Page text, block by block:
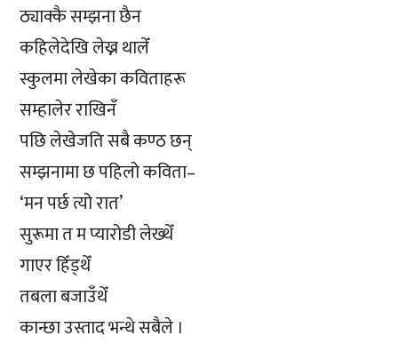
ठ्याक्कै सम्झना छैन
कहिलेदेखि लेख्न थालेँ
स्कुलमा लेखेका कविताहरू
सम्हालेर राखिनँ
पछि लेखेजति सबै कण्ठ छन्
सम्झनामा छ पहिलो कविता–
‘मन पर्छ त्यो रात’
सुरूमा त म प्यारोडी लेख्थेँ
गाएर हिँड्थेँ
तबला बजाउँथेँ
कान्छा उस्ताद भन्थे सबैले ।